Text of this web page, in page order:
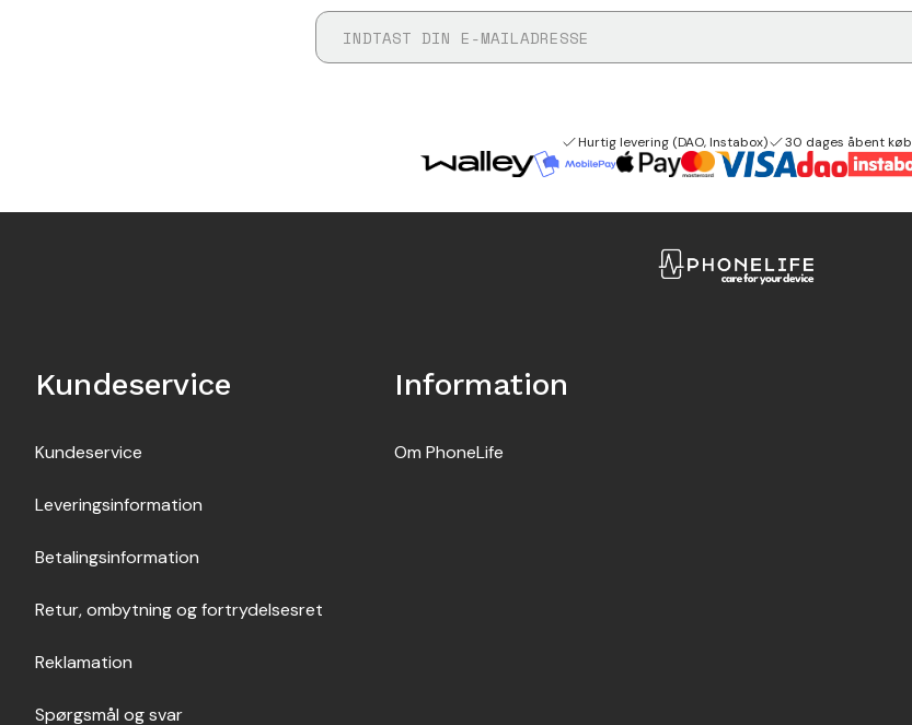
Hurtig levering (DAO, Instabox) 30 dages åbent køb
Kundeservice
Kundeservice
Leveringsinformation
Betalingsinformation
Retur, ombytning og fortrydelsesret
Reklamation
Spørgsmål og svar
Information
Om PhoneLife